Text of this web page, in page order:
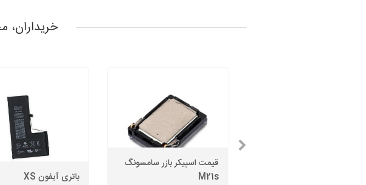
خریداران،
قیمت اسپیکر بازر سامسونگ
M21s
باتری آیفون XS